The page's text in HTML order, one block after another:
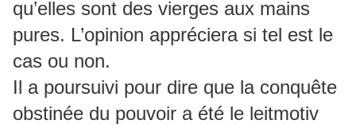
qu’elles sont des vierges aux mains
pures. L’opinion appréciera si tel est le
cas ou non.
Il a poursuivi pour dire que la conquête
obstinée du pouvoir a été le leitmotiv